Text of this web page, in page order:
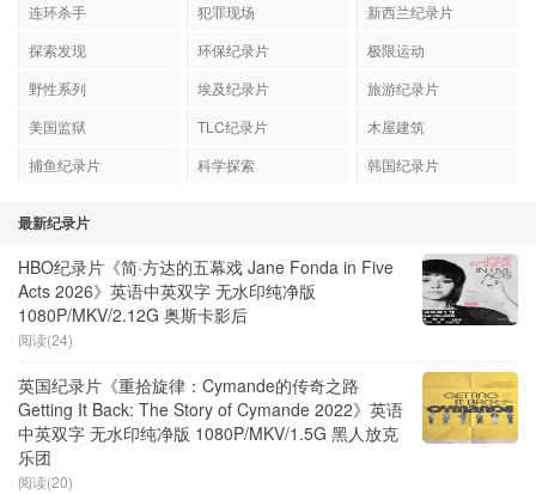
连环杀手
犯罪现场
新西兰纪录片
探索发现
环保纪录片
极限运动
野性系列
埃及纪录片
旅游纪录片
美国监狱
TLC纪录片
木屋建筑
捕鱼纪录片
科学探索 韩国纪录片
最新纪录片
HBO纪录片《简·方达的五幕戏 Jane Fonda in Five
Acts 2026》英语中英双字 无水印纯净版
1080P/MKV/2.12G 奥斯卡影后
阅读(24)
英国纪录片《重拾旋律：Cymande的传奇之路
Getting It Back: The Story of Cymande 2022》英语
中英双字 无水印纯净版 1080P/MKV/1.5G 黑人放克
乐团
阅读(20)